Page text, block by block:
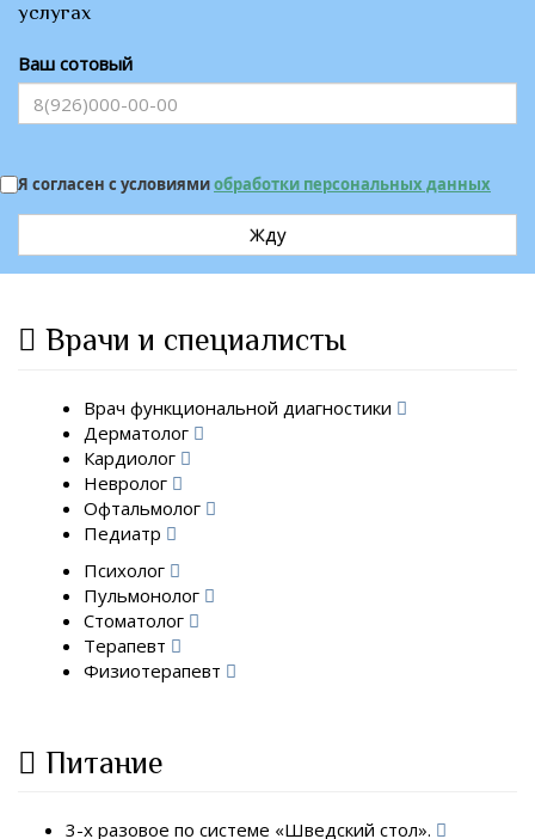
услугах
Ваш сотовый
Я согласен с условиямиобработки персональных данных
Жду
Врачи и специалисты
Врач функциональной диагностики
Дерматолог
Кардиолог
Невролог
Офтальмолог
Педиатр
Психолог
Пульмонолог
Стоматолог
Терапевт
Физиотерапевт
Питание
3-х разовое по системе «Шведский стол».